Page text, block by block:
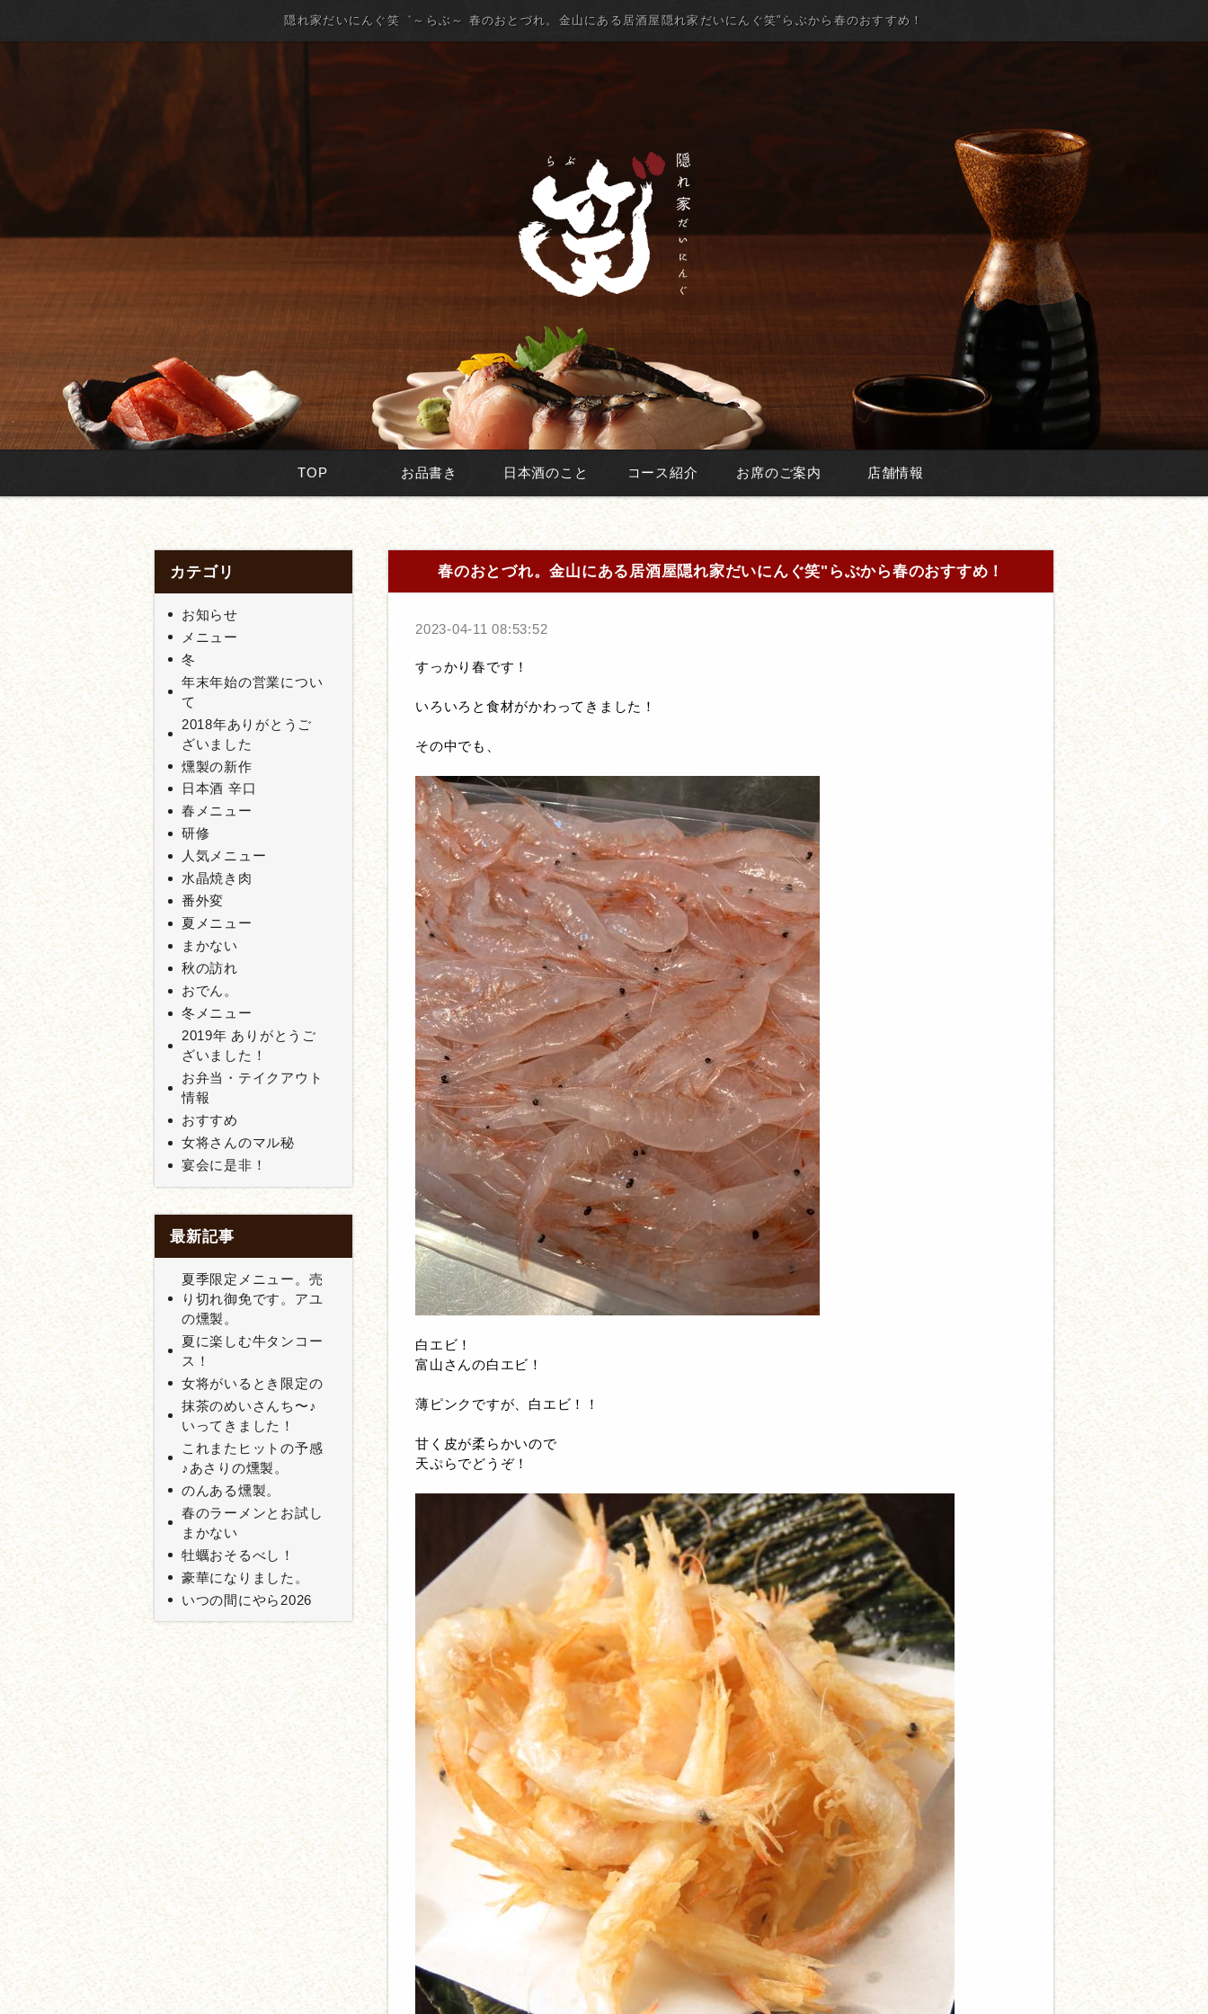
隠れ家だいにんぐ笑゛～らぶ～ 春のおとづれ。金山にある居酒屋隠れ家だいにんぐ笑"らぶから春のおすすめ！
TOP お品書き 日本酒のこと コース紹介 お席のご案内 店舗情報
カテゴリ
お知らせ
メニュー
冬
年末年始の営業につい
て
2018年ありがとうご
ざいました
燻製の新作
日本酒 辛口
春メニュー
研修
人気メニュー
水晶焼き肉
番外変
夏メニュー
まかない
秋の訪れ
おでん。
冬メニュー
2019年 ありがとうご
ざいました！
お弁当・テイクアウト
情報
おすすめ
女将さんのマル秘
宴会に是非！
最新記事
夏季限定メニュー。売
り切れ御免です。アユ
の燻製。
夏に楽しむ牛タンコー
ス！
女将がいるとき限定の
抹茶のめいさんち〜♪
いってきました！
これまたヒットの予感
♪あさりの燻製。
のんある燻製。
春のラーメンとお試し
まかない
牡蠣おそるべし！
豪華になりました。
いつの間にやら2026
春のおとづれ。金山にある居酒屋隠れ家だいにんぐ笑"らぶから春のおすすめ！
2023-04-11 08:53:52
すっかり春です！
いろいろと食材がかわってきました！
その中でも、
白エビ！
富山さんの白エビ！
薄ピンクですが、白エビ！！
甘く皮が柔らかいので
天ぷらでどうぞ！